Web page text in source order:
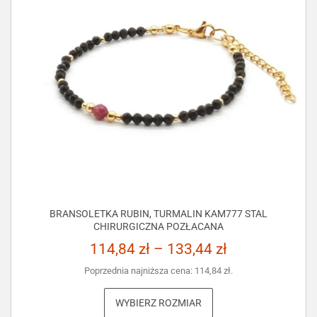
BRANSOLETKA RUBIN, TURMALIN KAM777 STAL
CHIRURGICZNA POZŁACANA
114,84 zł – 133,44 zł
Poprzednia najniższa cena: 114,84 zł.
WYBIERZ ROZMIAR